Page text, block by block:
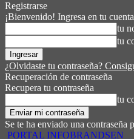
Registrarse
¡Bienvenido! Ingresa en tu cuenta
tu
tu
¿Olvidaste tu contraseña?
Recuperación de contraseña
Recupera tu contraseña
tu
Se te ha enviado una contraseña
PORTAL INFOBRANDSEN